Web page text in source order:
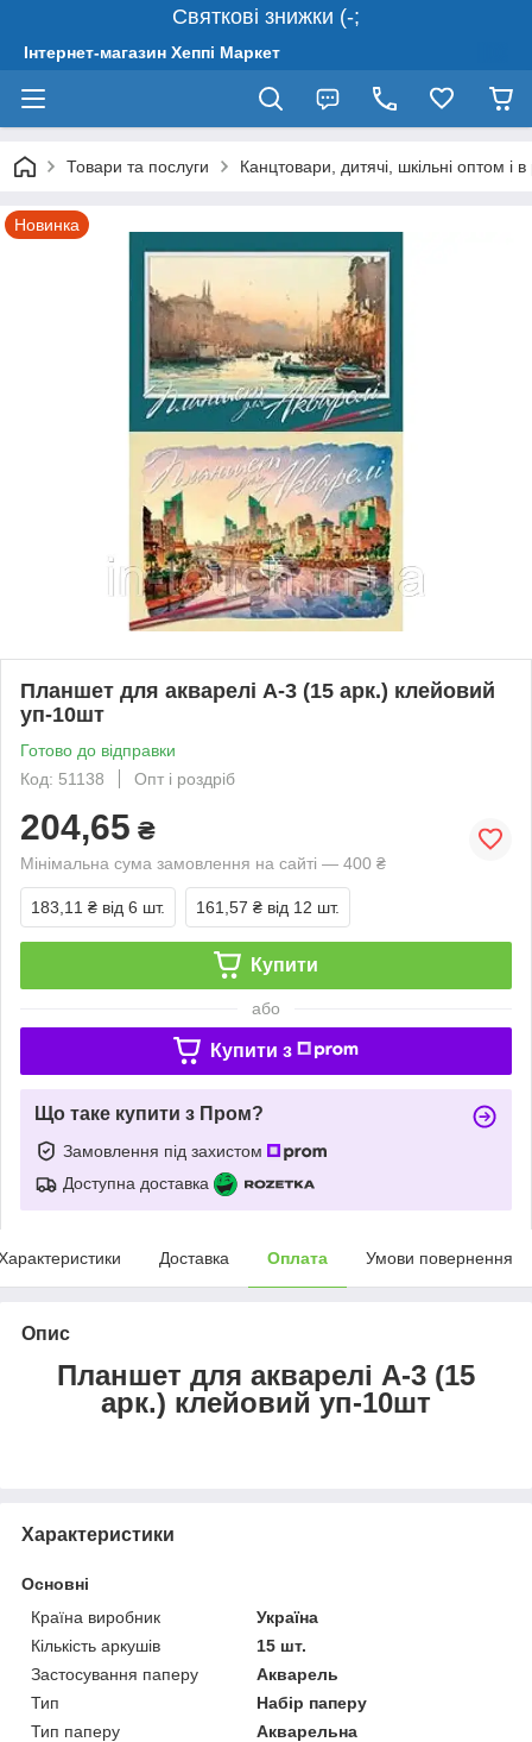
Святкові знижки (-;
Інтернет-магазин Хеппі Маркет
Товари та послуги Канцтовари, дитячі, шкільні оптом і в
Новинка
Планшет для акварелі А-3 (15 арк.) клейовий
уп-10шт
Готово до відправки
Код: 51138
Опт і роздріб
204,65 ₴
Мінімальна сума замовлення на сайті — 400 ₴
183,11 ₴ від 6 шт. 161,57 ₴ від 12 шт.
Купити
або
Купити з
Що таке купити з Пром?
Замовлення під захистом
Доступна доставка
Доставка Оплата Умови повернення
Опис
Планшет для акварелі А-3 (15
арк.) клейовий уп-10шт
Характеристики
Основні
Країна виробник
Україна
Кількість аркушів
15 шт.
Застосування паперу
Акварель
Тип
Набір паперу
Тип паперу
Акварельна